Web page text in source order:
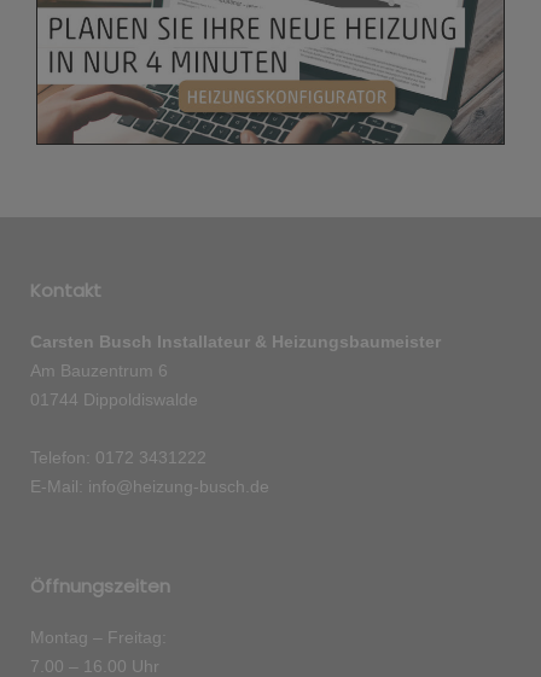
Kontakt
Carsten Busch Installateur & Heizungsbaumeister
Am Bauzentrum 6
01744 Dippoldiswalde
Telefon: 0172 3431222
E-Mail: info@heizung-busch.de
Öffnungszeiten
Montag – Freitag:
7.00 – 16.00 Uhr